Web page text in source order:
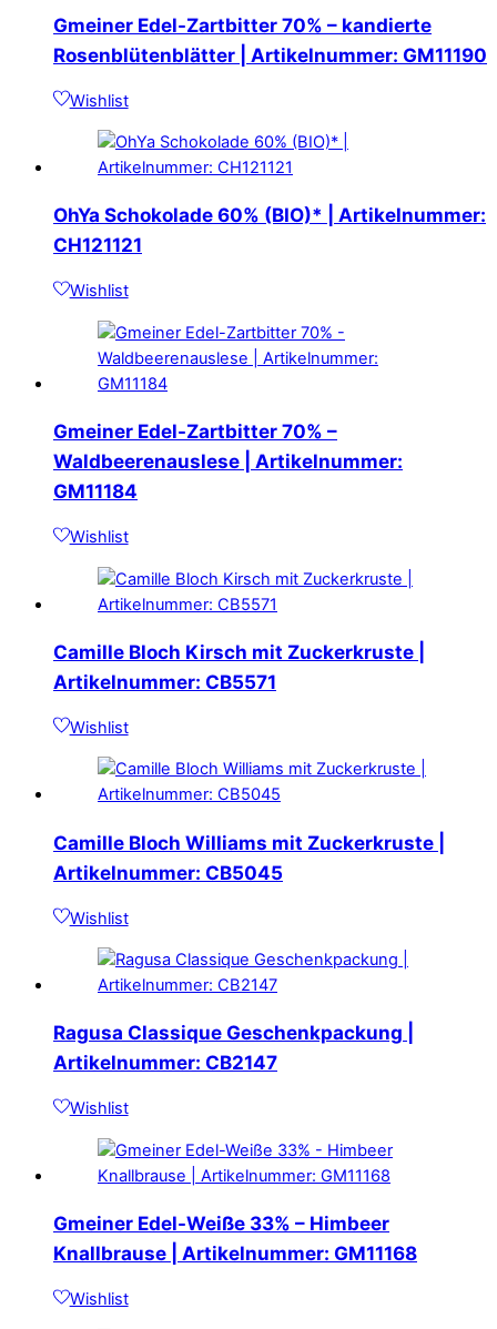
Gmeiner Edel-Zartbitter 70% – kandierte
Rosenblütenblätter | Artikelnummer: GM11190
Wishlist
OhYa Schokolade 60% (BIO)* | Artikelnummer:
CH121121
Wishlist
Gmeiner Edel-Zartbitter 70% –
Waldbeerenauslese | Artikelnummer:
GM11184
Wishlist
Camille Bloch Kirsch mit Zuckerkruste |
Artikelnummer: CB5571
Wishlist
Camille Bloch Williams mit Zuckerkruste |
Artikelnummer: CB5045
Wishlist
Ragusa Classique Geschenkpackung |
Artikelnummer: CB2147
Wishlist
Gmeiner Edel-Weiße 33% – Himbeer
Knallbrause | Artikelnummer: GM11168
Wishlist